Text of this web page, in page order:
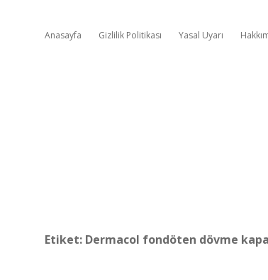
Anasayfa Gizlilik Politikası Yasal Uyarı
Etiket: Dermacol fondöten dövme